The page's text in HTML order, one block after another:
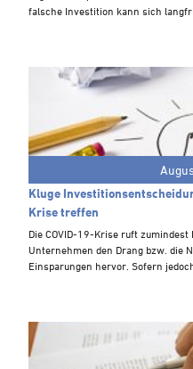
falsche Investition kann sich
Kluge
Krise treffen
Die COVID-19-Krise ruft
Unternehmen den Drang bzw. die
Einsparungen hervor. Sofern